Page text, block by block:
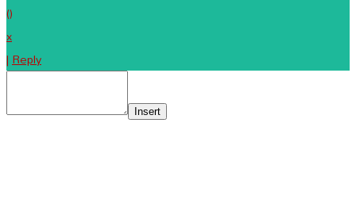
()
x
|Reply
Insert